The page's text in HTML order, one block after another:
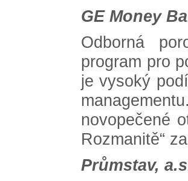
GE Money
Odborná
program pro
je vysoký
novopečené
Rozmanitě“
Průmstav,